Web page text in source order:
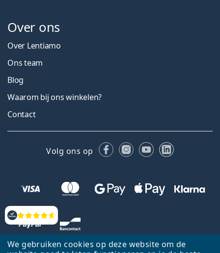
We gebruiken cookies op deze website om de
Beoordelingen
Over ons
Over Lentiamo
Ons team
Blog
Waarom bij ons winkelen?
Contact
Volg ons op FacebookInstagram
YouTubeLinkedIn